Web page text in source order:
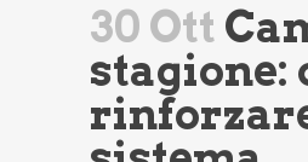
30 Ott
stagione: